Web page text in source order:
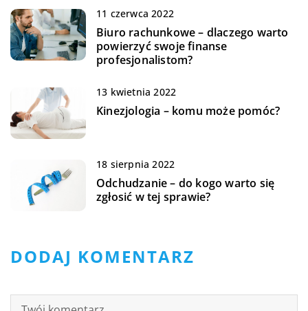
11 czerwca 2022
Biuro rachunkowe – dlaczego warto
powierzyć swoje finanse
profesjonalistom?
13 kwietnia 2022
Kinezjologia – komu może pomóc?
18 sierpnia 2022
Odchudzanie – do kogo warto się
zgłosić w tej sprawie?
DODAJ KOMENTARZ